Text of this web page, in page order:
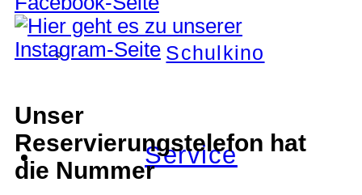
Schulkino
Service
Unser
Reservierungstelefon hat
die Nummer